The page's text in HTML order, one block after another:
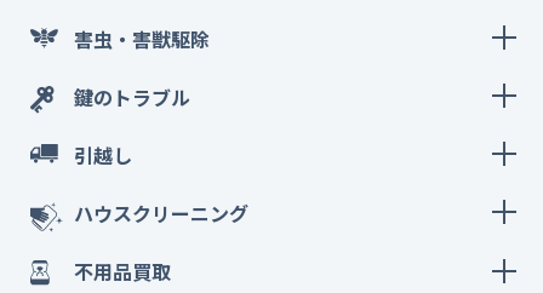
害虫・害獣駆除
鍵のトラブル
引越し
ハウスクリーニング
不用品買取